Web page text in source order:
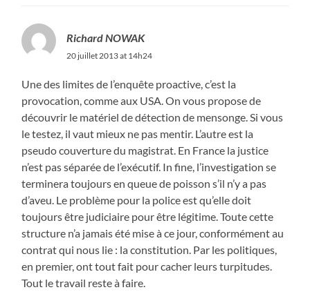
Richard NOWAK
20 juillet 2013 at 14h24
Une des limites de l’enquête proactive, c’est la
provocation, comme aux USA. On vous propose de
découvrir le matériel de détection de mensonge. Si vous
le testez, il vaut mieux ne pas mentir. L’autre est la
pseudo couverture du magistrat. En France la justice
n’est pas séparée de l’exécutif. In fine, l’investigation se
terminera toujours en queue de poisson s’il n’y a pas
d’aveu. Le problème pour la police est qu’elle doit
toujours être judiciaire pour être légitime. Toute cette
structure n’a jamais été mise à ce jour, conformément au
contrat qui nous lie : la constitution. Par les politiques,
en premier, ont tout fait pour cacher leurs turpitudes.
Tout le travail reste à faire.